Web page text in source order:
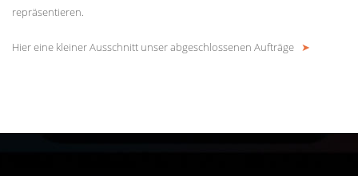
repräsentieren.
Hier eine kleiner Ausschnitt unser abgeschlossenen Aufträge ➤